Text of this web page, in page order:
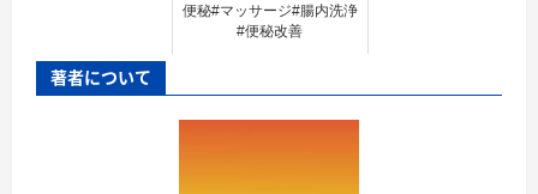
便秘#マッサージ#腸内洗浄
#便秘改善
著者について